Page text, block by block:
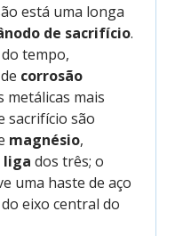
está uma longa
de sacrifício.
tempo,
corrosão
metálicas mais
sacrifício são
magnésio,
liga dos três; o
uma haste de aço
eixo central do